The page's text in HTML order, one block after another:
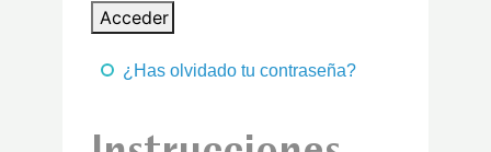
Acceder
¿Has olvidado tu contraseña?